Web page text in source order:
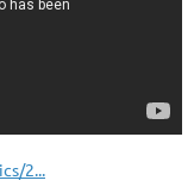
2...